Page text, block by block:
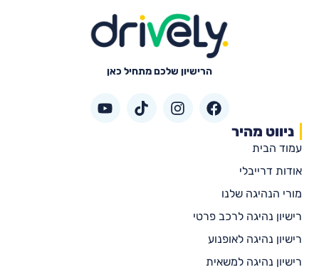
הרישיון שלכם מתחיל כאן
ניווט מהיר
עמוד הבית
אודות דרייבלי
מורי הנהיגה שלנו
רישיון נהיגה לרכב פרטי
רישיון נהיגה לאופנוע
רישיון נהיגה למשאית